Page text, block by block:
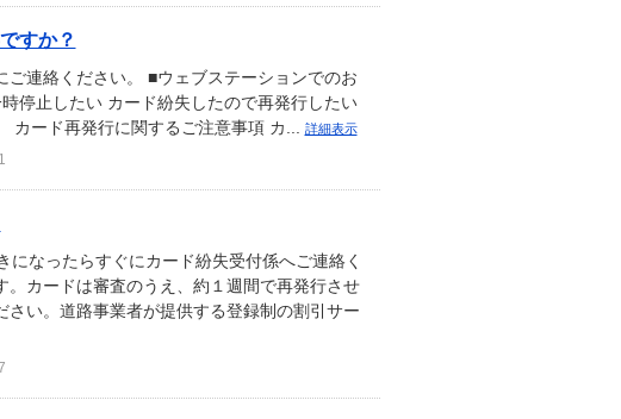
すか？
連絡ください。 ■ウェブステーションでのお
停止したい カード紛失したので再発行したい
ード再発行に関するご注意事項 カ...
詳細表示
なったらすぐにカード紛失受付係へご連絡く
カードは審査のうえ、約１週間で再発行させ
い。道路事業者が提供する登録制の割引サー